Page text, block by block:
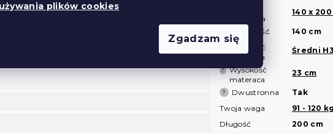
plików cookies.
Zgadzam się
materaca
140 x
Szerokość 140 cm
Twardość
materaca
Średni H3
? Wysokość
materaca
23 cm
? Dwustronna
Tak
Twoja waga
91 - 120 kg
Długość
200 cm